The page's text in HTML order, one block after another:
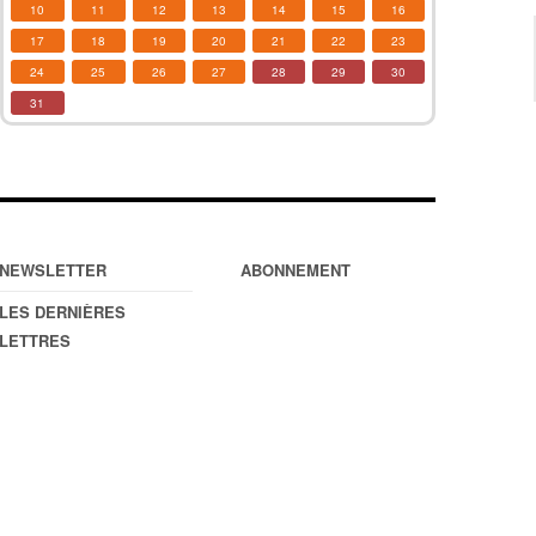
10
11 12 13 14 15
16
17
18 19 20 21 22
23
24
25 26 27 28 29
30
31
NEWSLETTER
LES DERNIÈRES
LETTRES
ABONNEMENT